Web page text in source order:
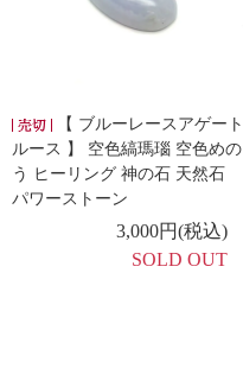
【 ブルーレースアゲート
ルース 】 空色縞瑪瑙 空色めの
う ヒーリング 神の石 天然石
パワーストーン
3,000円(税込)
SOLD OUT